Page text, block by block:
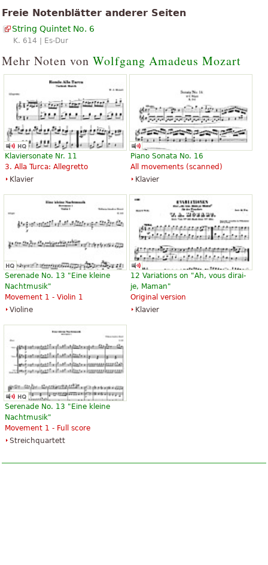
Freie Notenblätter anderer Seiten
String Quintet No. 6
K. 614 | Es-Dur
Mehr Noten von Wolfgang Amadeus Mozart
Klaviersonate Nr. 11
3. Alla Turca: Allegretto
Klavier
Piano Sonata No. 16
All movements (scanned)
Klavier
Serenade No. 13 "Eine kleine
Nachtmusik"
Movement 1 - Violin 1
Violine
12 Variations on "Ah, vous dirai-
je, Maman"
Original version
Klavier
Serenade No. 13 "Eine kleine
Nachtmusik"
Movement 1 - Full score
Streichquartett